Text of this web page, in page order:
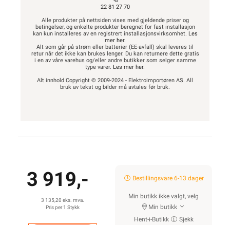
22 81 27 70
Alle produkter på nettsiden vises med gjeldende priser og
betingelser, og enkelte produkter beregnet for fast installasjon
kan kun installeres av en registrert installasjonsvirksomhet. Les
mer her.
Alt som går på strøm eller batterier (EE-avfall) skal leveres til
retur når det ikke kan brukes lenger. Du kan returnere dette gratis
i en av våre varehus og/eller andre butikker som selger samme
type varer. Les mer her.
Alt innhold Copyright © 2009-2024 - Elektroimportøren AS. All
bruk av tekst og bilder må avtales før bruk.
3 919,-
3 135,20 eks. mva.
Pris per 1 Stykk
Bestillingsvare 6-13 dager
Min butikk ikke valgt, velg
Min butikk
Hent-i-Butikk
Sjekk